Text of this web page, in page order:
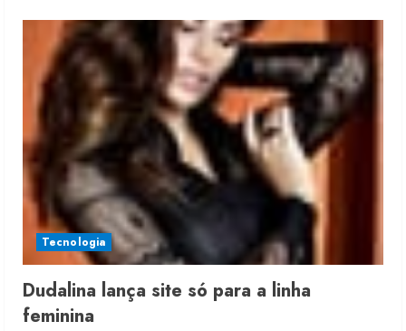
pretende
aumentar
a
produção
em
60%
Tecnologia
Dudalina lança site só para a linha
feminina
Moda vende US$63,7 bilhões em